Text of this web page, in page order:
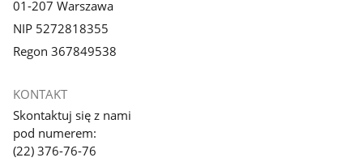
01-207 Warszawa
NIP 5272818355
Regon 367849538
KONTAKT
Skontaktuj się z nami
pod numerem:
(22) 376-76-76